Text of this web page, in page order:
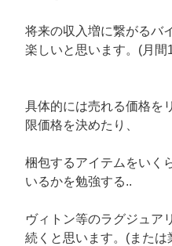
将来の収入増に繋がるバ
楽しいと思います。(月間
具体的には売れる価格を
限価格を決めたり、
梱包するアイテムをいく
いるかを勉強する..
ヴィトン等のラグジュア
続くと思います。(または